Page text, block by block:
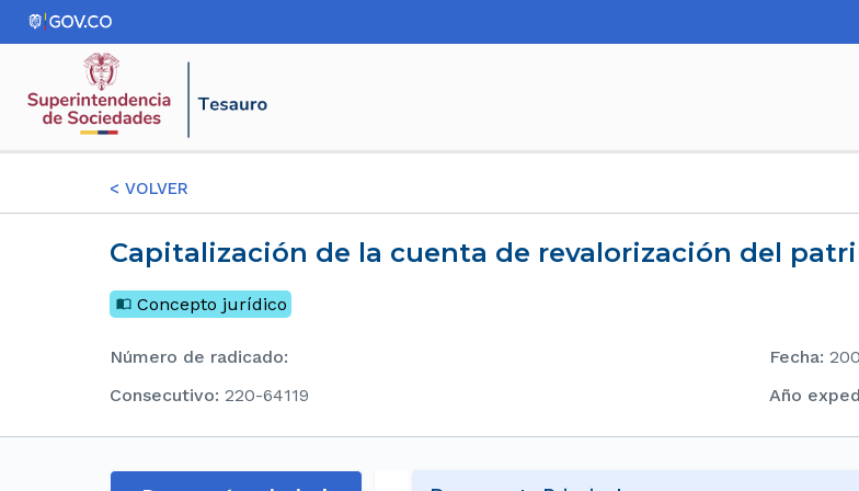
< VOLVER
Capitalización de la cuenta de revalorización del
Concepto jurídico
Número de radicado: Fecha:
consecutivo: 220-64119 Año